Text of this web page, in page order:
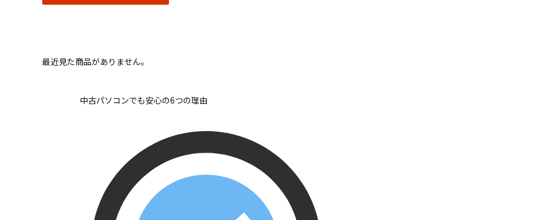
最近見た商品がありません。
中古パソコンでも安心の6つの理由